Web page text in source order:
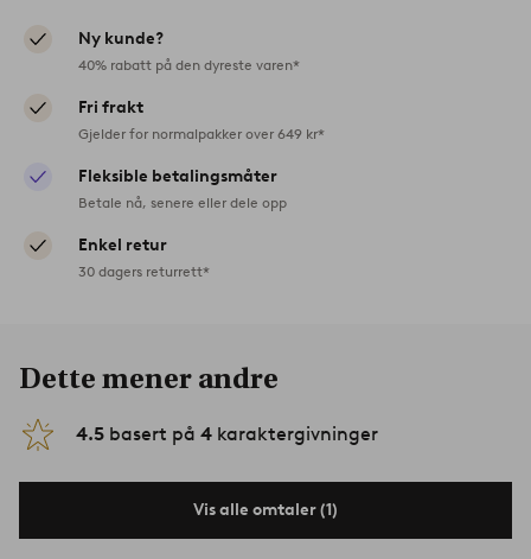
Ny kunde?
40% rabatt på den dyreste varen*
Fri frakt
Gjelder for normalpakker over 649 kr*
Fleksible betalingsmåter
Betale nå, senere eller dele opp
Enkel retur
30 dagers returrett*
Dette mener andre
4.5 basert på 4 karaktergivninger
Vis alle omtaler (1)